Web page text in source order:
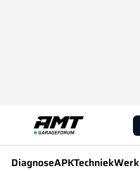
DiagnoseAPKTechniek